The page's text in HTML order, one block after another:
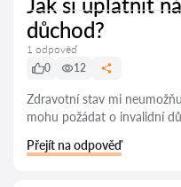
důchod?
1 odpověď
0
12
Zdravotní stav mi
mohu požádat o invalidní
Přejít na odpověď